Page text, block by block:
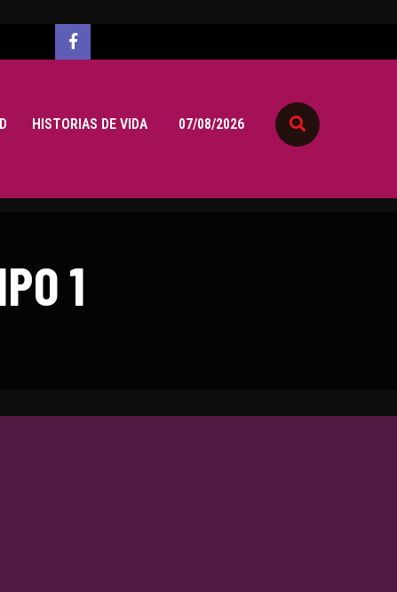
HISTORIAS DE VIDA 07/08/2026
1